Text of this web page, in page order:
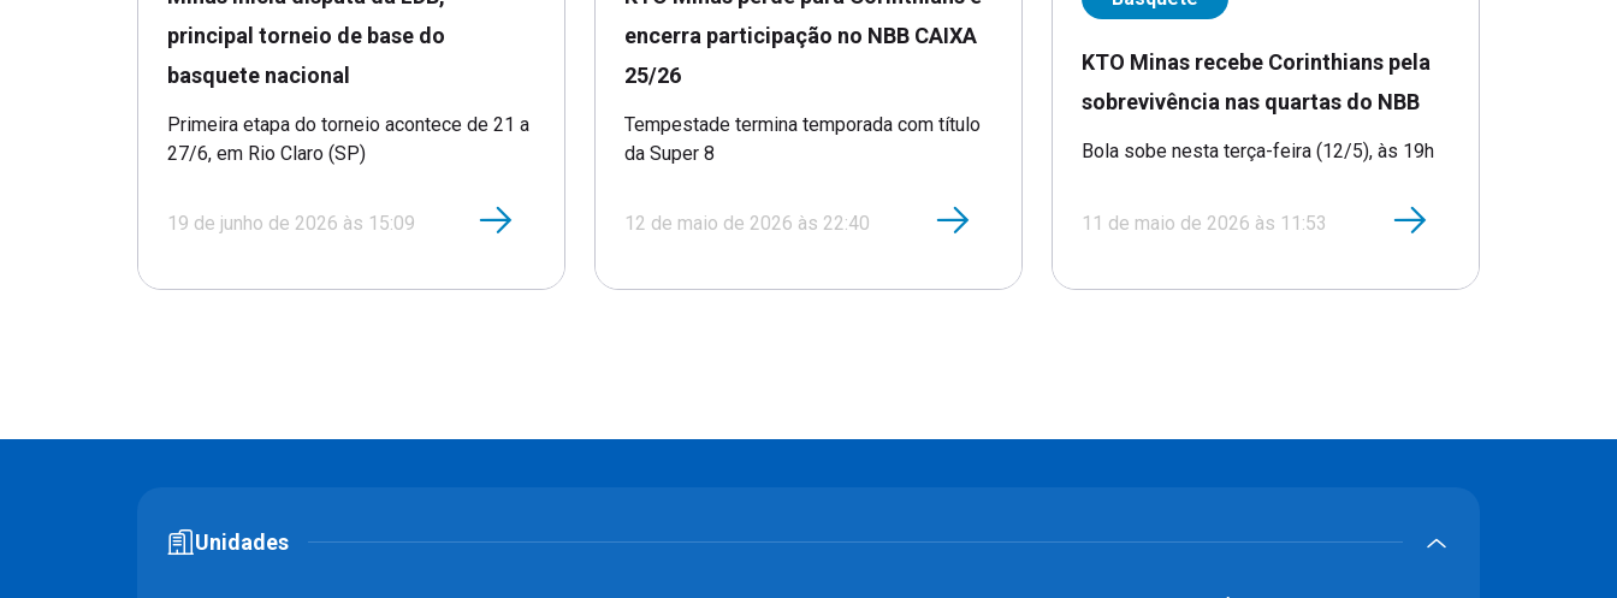
principal torneio de base do
basquete nacional
Primeira etapa do torneio acontece de 21 a
27/6, em Rio Claro (SP)
19 de junho de 2026 às 15:09
encerra participação no NBB CAIXA
25/26
Tempestade termina temporada com título
da Super 8
12 de maio de 2026 às 22:40
KTO Minas recebe Corinthians pela
sobrevivência nas quartas do NBB
Bola sobe nesta terça-feira (12/5), às 19h
11 de maio de 2026 às 11:53
Unidades